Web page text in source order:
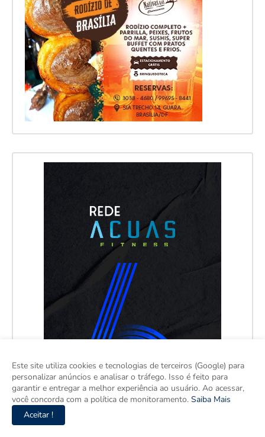
Este site utiliza cookies e tecnologias de terceiros (Google) para
personalizar anúncios e analisar o tráfego. Isso é feito para
garantir e entregar a melhor experiência ao usuário. Ao acessar,
você concorda com a política de monitoramento. Saiba Mais
Aceitar !